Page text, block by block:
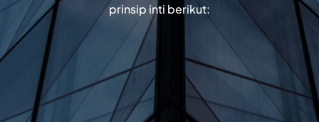
prinsip inti berikut: